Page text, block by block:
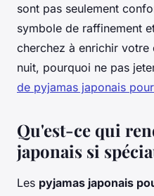
sont pas seulement
symbole de raffinement
cherchez à enrichir
nuit, pourquoi ne pas
de pyjamas japonais
Qu'est-ce qui
japonais si
Les pyjamas japonais